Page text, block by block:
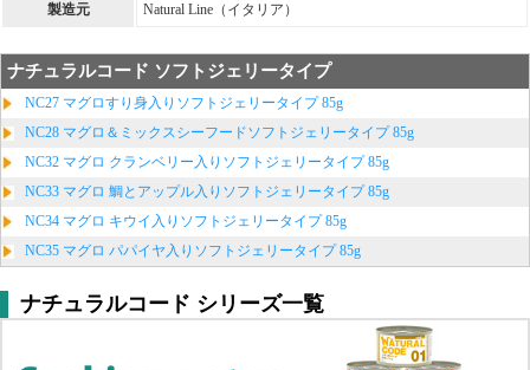
製造元 Natural Line（イタリア）
ナチュラルコード ソフトジェリータイプ
NC27 マグロすり身入りソフトジェリータイプ 85g
NC28 マグロ＆ミックスシーフードソフトジェリータイプ 85g
NC32 マグロ クランベリー入りソフトジェリータイプ 85g
NC33 マグロ 鯛とアップル入りソフトジェリータイプ 85g
NC34 マグロ キウイ入りソフトジェリータイプ 85g
NC35 マグロ パパイヤ入りソフトジェリータイプ 85g
ナチュラルコード シリーズ一覧